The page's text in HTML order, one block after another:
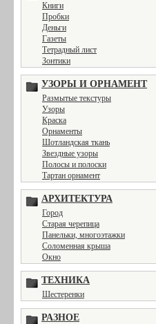
Книги
Пробки
Деньги
Газеты
Тетрадный лист
Зонтики
УЗОРЫ И ОРНАМЕНТ
Размытые текстуры
Узоры
Краска
Орнаменты
Шотландская ткань
Звездные узоры
Полосы и полоски
Тартан орнамент
АРХИТЕКТУРА
Город
Старая черепица
Панельки, многоэтажки
Соломенная крыша
Окно
ТЕХНИКА
Шестеренки
РАЗНОЕ